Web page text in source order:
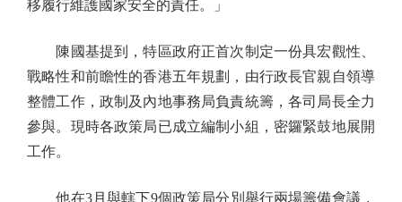
移履行維護國家安全的責任。」
陳國基提到，特區政府正首次制定一份具宏觀性、
戰略性和前瞻性的香港五年規劃，由行政長官親自領導
整體工作，政制及內地事務局負責統籌，各司局長全力
參與。現時各政策局已成立編制小組，密鑼緊鼓地展開
工作。
他在3月與轄下9個政策局分別舉行兩場籌備會議，